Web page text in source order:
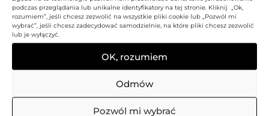
podczas przeglądania lub unikalne identyfikatory na tej stronie. Kliknij „Ok,
rozumiem”, jeśli chcesz zezwolić na wszystkie pliki cookie lub „Pozwól mi
wybrać”, jeśli chcesz zadecydować samodzielnie, na które pliki chcesz zezwolić
lub je wyłączyć.
OK, rozumiem
Odmów
Pozwól mi wybrać
7 przegródek na karty;
1 kieszeń z czarną siateczką na zdjęcia najbliższych;
2 otwarte, większe kieszenie z czarnej siateczki na
dowód rejestracyjny bez okładki, ta część zabezpieczona
jest dodatkowym zapięciem, nic nie wypadnie!
Dodatkowe 2 otwarte kieszenie znajdują się za sekcją
dokumenty oraz kieszenią na bilon. W centralnej części
znajduje się natomiast schowek zamykany na suwak.